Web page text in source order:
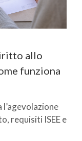
allo
funziona
requisiti ISEE e